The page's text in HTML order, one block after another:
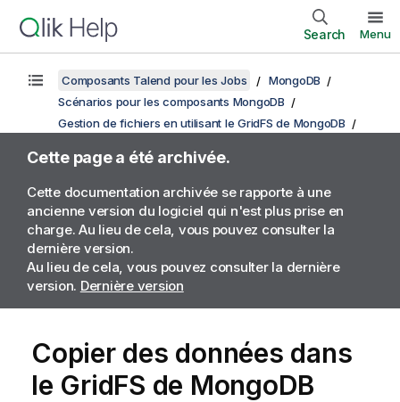
Search Menu
Composants Talend pour les Jobs
MongoDB
Scénarios pour les composants MongoDB
Gestion de fichiers en utilisant le GridFS de MongoDB
Cette page a été archivée.
Cette documentation archivée se rapporte à une
ancienne version du logiciel qui n'est plus prise en
charge. Au lieu de cela, vous pouvez consulter la
dernière version.
Au lieu de cela, vous pouvez consulter la dernière
version. Dernière version
Copier des données dans
le GridFS de MongoDB